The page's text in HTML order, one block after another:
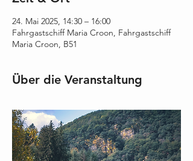
24. Mai 2025, 14:30 – 16:00
Fahrgastschiff Maria Croon, Fahrgastschiff
Maria Croon, B51
Über die Veranstaltung